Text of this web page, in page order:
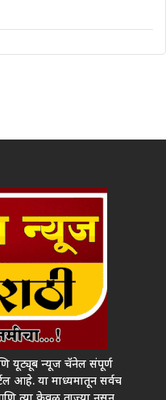
यूट्यूब न्यूज चॅनेल संपूर्ण
आहे. या माध्यमातून सर्वच